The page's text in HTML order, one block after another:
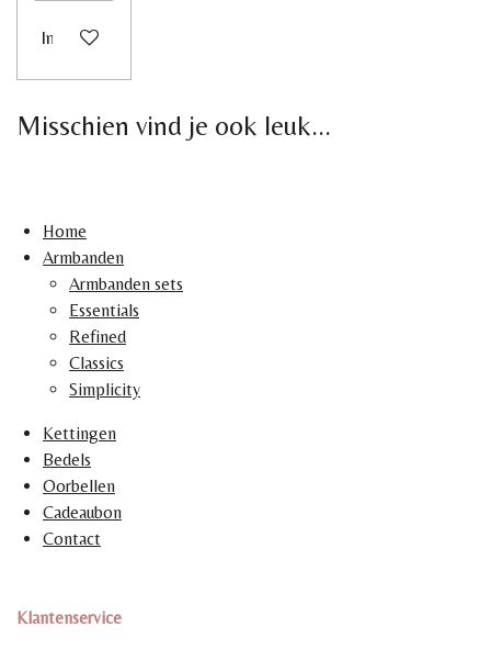
In winkelwagen
Misschien vind je ook leuk...
Home
Armbanden
Armbanden sets
Essentials
Refined
Classics
Simplicity
Kettingen
Bedels
Oorbellen
Cadeaubon
Contact
Klantenservice